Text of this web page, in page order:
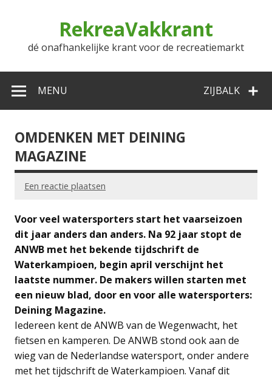
RekreaVakkrant
dé onafhankelijke krant voor de recreatiemarkt
ZIJBALK
MENU
OMDENKEN MET DEINING
MAGAZINE
Een reactie plaatsen
Voor veel watersporters start het vaarseizoen
dit jaar anders dan anders. Na 92 jaar stopt de
ANWB met het bekende tijdschrift de
Waterkampioen, begin april verschijnt het
laatste nummer. De makers willen starten met
een nieuw blad, door en voor alle watersporters:
Deining Magazine.
Iedereen kent de ANWB van de Wegenwacht, het
fietsen en kamperen. De ANWB stond ook aan de
wieg van de Nederlandse watersport, onder andere
met het tijdschrift de Waterkampioen. Vanaf dit